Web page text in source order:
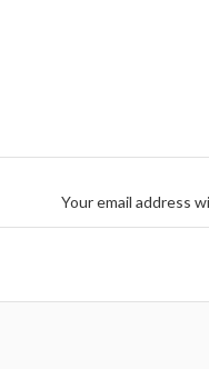
Your email address